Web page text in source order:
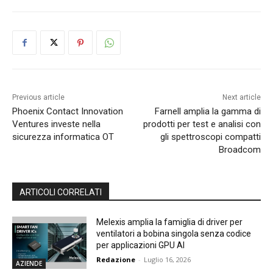
Previous article
Phoenix Contact Innovation
Ventures investe nella
sicurezza informatica OT
Next article
Farnell amplia la gamma di
prodotti per test e analisi con
gli spettroscopi compatti
Broadcom
ARTICOLI CORRELATI
AZIENDE
Melexis amplia la famiglia di driver per
ventilatori a bobina singola senza codice
per applicazioni GPU AI
Redazione - Luglio 16, 2026